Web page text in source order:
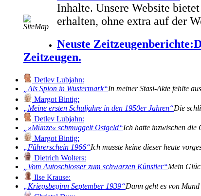
Inhalte. Unsere Website
erhalten, ohne extra auf der
Neuste Zeitzeugenberichte:
Zeitzeugen.
Detlev Lubjahn:
Als Spion in Wustermark In meiner Stasi-Akte fehlte
Margot Bintig:
Meine ersten Schuljahre in den 1950er Jahren Die
Detlev Lubjahn:
»Münze« schmuggelt Ostgeld Ich hatte inzwischen die
Margot Bintig:
Führerschein 1966 Ich musste keine dieser heute
Dietrich Wolters:
Vom Autoschlosser zum schwarzen Künstler Mein
Ilse Krause:
Kriegsbeginn September 1939 Dann geht es von